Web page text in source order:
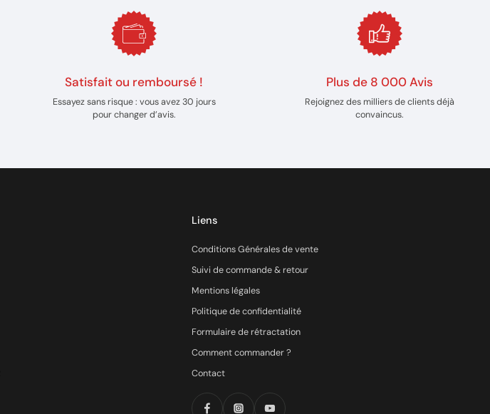
Satisfait ou remboursé !
Essayez sans risque : vous avez 30 jours
pour changer d’avis.
Plus de 8 000 Avis
Rejoignez des milliers de clients déjà
convaincus.
Liens
Conditions Générales de vente
Suivi de commande & retour
Mentions légales
Politique de confidentialité
Formulaire de rétractation
Comment commander ?
Contact